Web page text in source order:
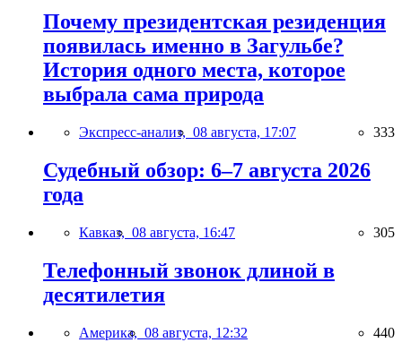
Почему президентская резиденция
появилась именно в Загульбе?
История одного места, которое
выбрала сама природа
Экспресс-анализ, 08 августа, 17:07 333
Судебный обзор: 6–7 августа 2026
года
Кавказ, 08 августа, 16:47 305
Телефонный звонок длиной в
десятилетия
Америка, 08 августа, 12:32 440